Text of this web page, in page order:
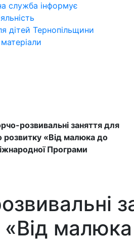
служба інформує
дітей Тернопільщини
розвивальні заняття для
розвитку «Від малюка до
Програми
«Від